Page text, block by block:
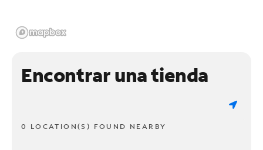
Encontrar una tienda
0 LOCATION(S) FOUND NEARBY